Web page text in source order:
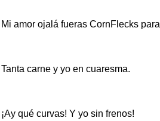
Mi amor ojalá fueras CornFlecks
Tanta carne y yo en cuaresma.
¡Ay qué curvas! Y yo sin frenos!